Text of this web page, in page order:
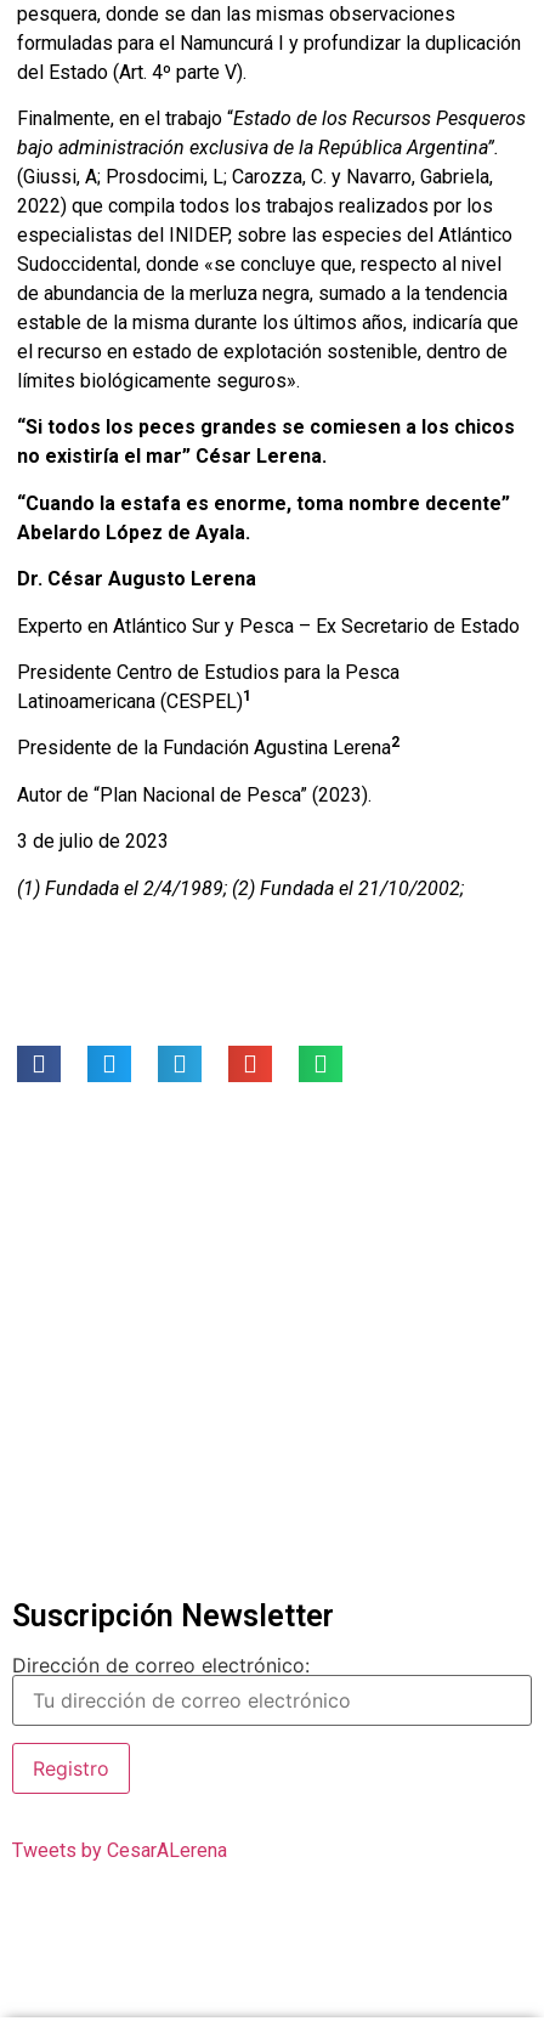
pesquera, donde se dan las mismas observaciones
formuladas para el Namuncurá I y profundizar la duplicación
del Estado (Art. 4º parte V).
Finalmente, en el trabajo “Estado de los Recursos Pesqueros
bajo administración exclusiva de la República Argentina”.
(Giussi, A; Prosdocimi, L; Carozza, C. y Navarro, Gabriela,
2022) que compila todos los trabajos realizados por los
especialistas del INIDEP, sobre las especies del Atlántico
Sudoccidental, donde «se concluye que, respecto al nivel
de abundancia de la merluza negra, sumado a la tendencia
estable de la misma durante los últimos años, indicaría que
el recurso en estado de explotación sostenible, dentro de
límites biológicamente seguros».
“Si todos los peces grandes se comiesen a los chicos
no existiría el mar” César Lerena.
“Cuando la estafa es enorme, toma nombre decente”
Abelardo López de Ayala.
Dr. César Augusto Lerena
Experto en Atlántico Sur y Pesca – Ex Secretario de Estado
Presidente Centro de Estudios para la Pesca
Latinoamericana (CESPEL)1
Presidente de la Fundación Agustina Lerena2
Autor de “Plan Nacional de Pesca” (2023).
3 de julio de 2023
(1) Fundada el 2/4/1989; (2) Fundada el 21/10/2002;
Suscripción Newsletter
Dirección de correo electrónico:
Tweets by CesarALerena